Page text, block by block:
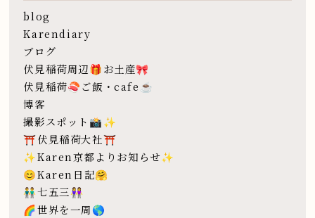
blog
Karendiary
ブログ
伏見稲荷周辺🎁お土産🎀
伏見稲荷🍣ご飯・cafe☕️
博客
撮影スポット📸✨
⛩伏見稲荷大社⛩
✨Karen京都よりお知らせ✨
😊Karen日記🤗
👬七五三👭
🌈世界を一周🌎